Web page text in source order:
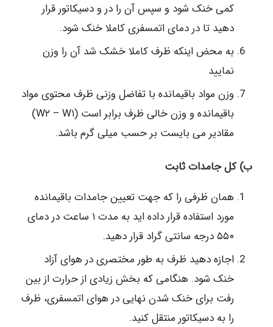
کمی خنک شود و سپس آن را در و دسیکاتور قرار
دهید تا در دمای اتمسفری کاملا خنک شود.
به محض اینکه ظرف کاملا خشک شد آن را وزن
نمایید
وزن مواد باقیمانده با تفاضل وزنی ظرف محتوی مواد
باقیمانده و وزن خالی ظرف برابر است (W۲ – W۱)
مقادیر می بایست بر حسب میلی گرم باشد.
ب) کل جامدات ثابت
همان ظرفی را که جهت تعیین جامدات باقیمانده
مورد استفاده قرار داده اید به مدت ۱ ساعت در دمای
۵۵۰ درجه سانتی گراد قرار دهید.
اجازه دهید ظرف به طور مختصری در هوای آزاد
خنک شود. هنگامی که بخش زیادی از حرارت از بین
رفت برای خنک شدن نهایی در هوای اتمسفری، ظرف
را به دسیکاتور منتقل کنید.